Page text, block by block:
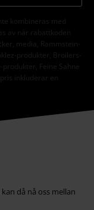
kombineras med
av när rabattkoden
media, Rammstein-
produkter, Broilers-
Feine Sahne
inkluderar en
då nå oss mellan